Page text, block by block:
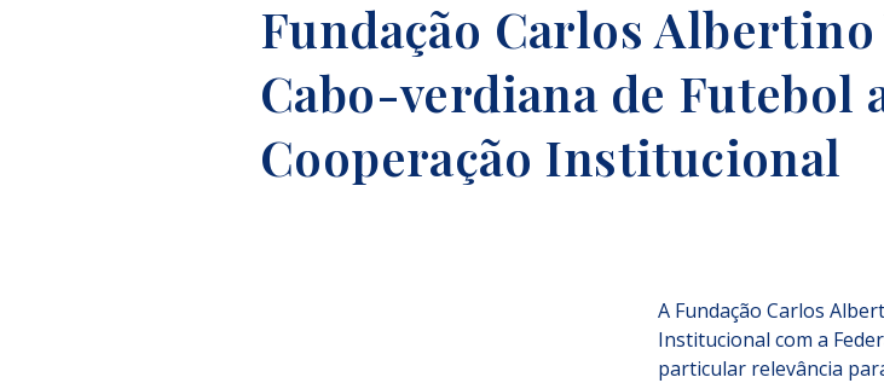
Fundação Carlos Albertino
Cabo-verdiana de Futebol
Cooperação Institucional
A Fundação Carlos
Institucional com a
particular relevância